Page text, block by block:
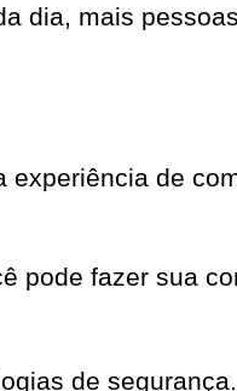
dia, mais
de
pode fazer sua
de segurança.